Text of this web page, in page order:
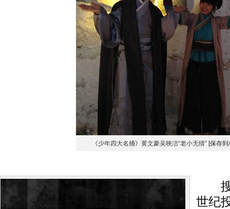
《少年四大名捕》黄文豪吴映洁“老小无猜” [保存到
搜
世纪